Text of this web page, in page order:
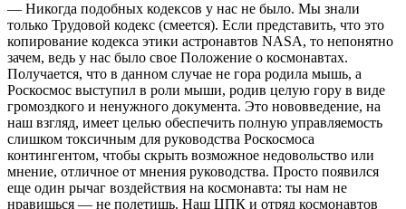
— Никогда подобных кодексов у нас не было. Мы знали
только Трудовой кодекс (смеется). Если представить, что это
копирование кодекса этики астронавтов NASA, то непонятно
зачем, ведь у нас было свое Положение о космонавтах.
Получается, что в данном случае не гора родила мышь, а
Роскосмос выступил в роли мыши, родив целую гору в виде
громоздкого и ненужного документа. Это нововведение, на
наш взгляд, имеет целью обеспечить полную управляемость
слишком токсичным для руководства Роскосмоса
контингентом, чтобы скрыть возможное недовольство или
мнение, отличное от мнения руководства. Просто появился
еще один рычаг воздействия на космонавта: ты нам не
нравишься — не полетишь. Наш ЦПК и отряд космонавтов